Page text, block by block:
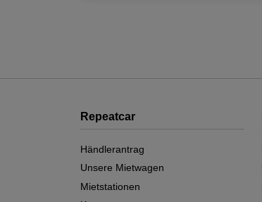
Repeatcar
Händlerantrag
Unsere Mietwagen
Mietstationen